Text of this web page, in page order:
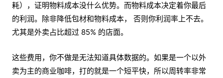
耗），证明物料成本没什么优势。而物料成本决定着你最后
的利润。除非降低包材和物料成本， 否则你利润率上不去。
尤其是外卖占比超过 85% 的店面。
这些费用，你不做是无法知道具体数据的。如果是一个以外
卖为主的商业咖啡，打的就是一个短平快，所以周转率非常